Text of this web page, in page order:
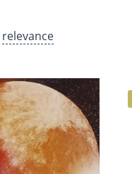
relevance